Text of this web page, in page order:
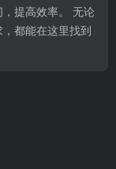
提高效率。 无论
都能在这里找到